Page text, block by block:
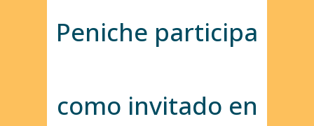
Peniche participa
como invitado en